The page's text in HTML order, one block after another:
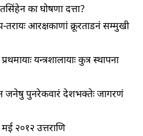
का घोषणा दत्ता?
आरक्षकाणां क्रूरताडनं सम्मुखी
यन्त्रशालायाः कुत्र स्थापना
जनेषु पुनरेकवारं देशभक्तेः जागरणं
मई २०१२ उत्तराणि